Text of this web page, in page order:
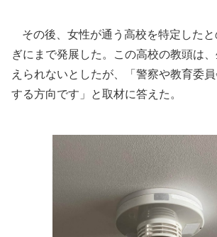
その後、女性が通う高校を特定した
ぎにまで発展した。この高校の教頭は
えられないとしたが、「警察や教育委
する方向です」と取材に答えた。